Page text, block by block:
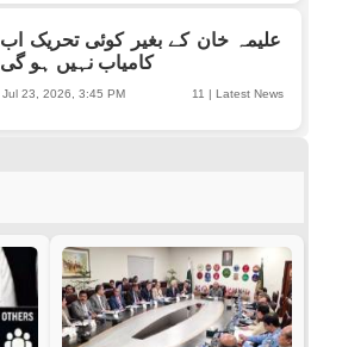
علیمہ خان کے بغیر کوئی تحریک اب
کامیاب نہیں ہو گی
11 | Latest News
Jul 23, 2026, 3:45 PM